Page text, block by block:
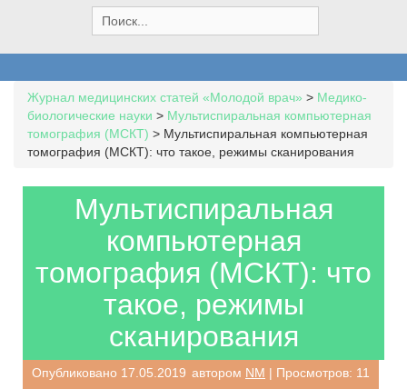
e
a
h
f
o
r
Журнал медицинских статей «Молодой врач» > Медико-
биологические науки > Мультиспиральная компьютерная
томография (МСКТ) > Мультиспиральная компьютерная
томография (МСКТ): что такое, режимы сканирования
Мультиспиральная
компьютерная
томография (МСКТ): что
такое, режимы
сканирования
Опубликовано 17.05.2019 автором NM | Просмотров: 11